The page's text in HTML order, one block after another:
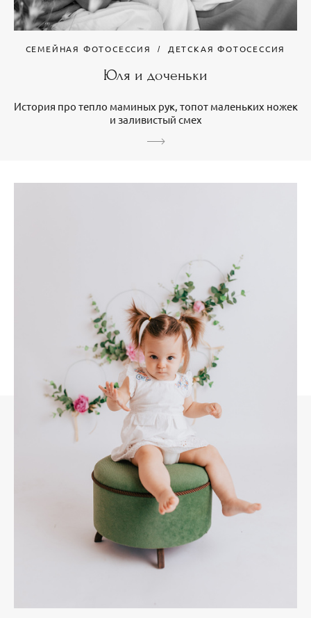
СЕМЕЙНАЯ ФОТОСЕССИЯ ДЕТСКАЯ ФОТОСЕССИЯ
Юля и доченьки
История про тепло маминых рук, топот маленьких ножек
и заливистый смех